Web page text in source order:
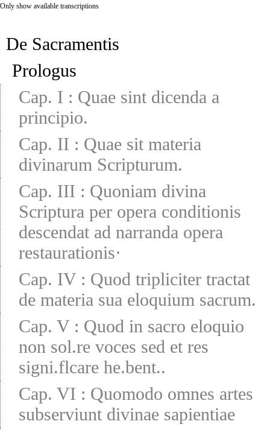
Only show available transcriptions
De Sacramentis
Prologus
Cap. I : Quae sint dicenda a
principio.
Cap. II : Quae sit materia
divinarum Scripturum.
Cap. III : Quoniam divina
Scriptura per opera conditionis
descendat ad narranda opera
restaurationis·
Cap. IV: Quod tripliciter tractat
de materia sua eloquium sacrum.
Cap. V: Quod in sacro eloquio
non sol.re voces sed et res
signi.flcare he.bent..
Cap. VI : Quomodo omnes artes
subserviunt divinae sapientiae